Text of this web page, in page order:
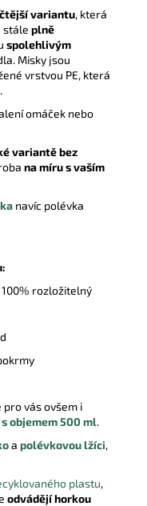
variantu, která
stále plně
spolehlivým
Misky jsou
vrstvou PE, která
omáček nebo
variantě bez
na míru s vaším
navíc polévka
rozložitelný
pro vás ovšem i
objemem 500 ml.
a polévkovou lžíci,
plastu,
odvádějí horkou